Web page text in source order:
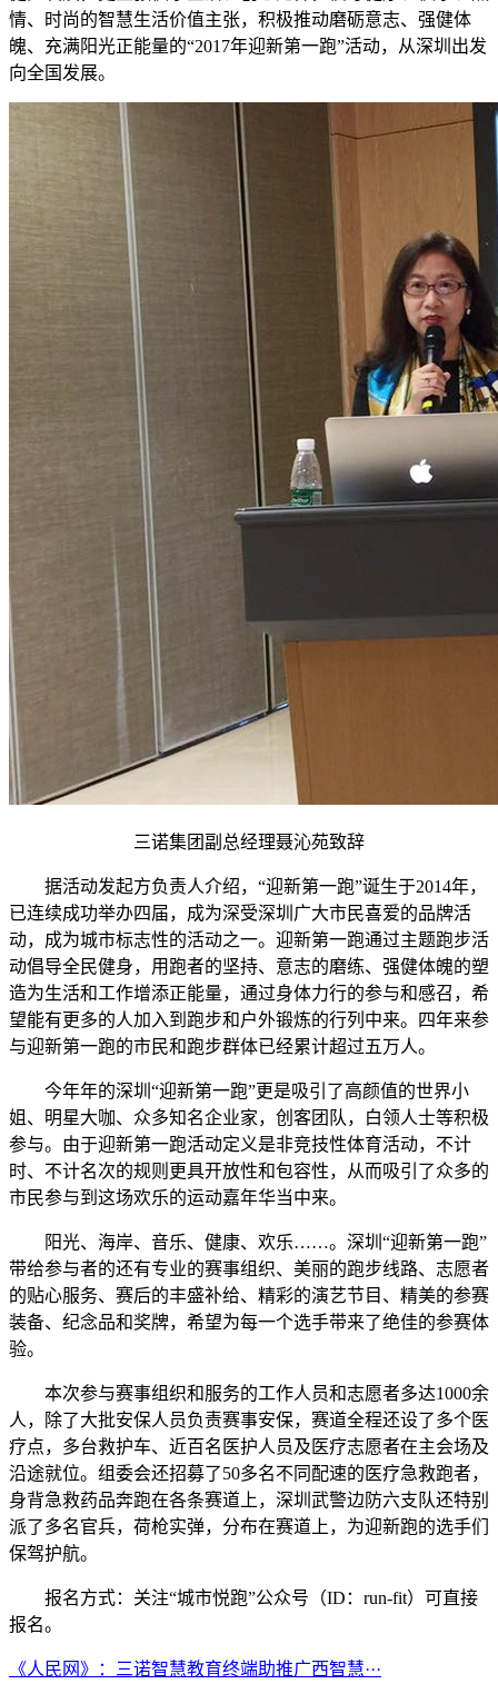
情、时尚的智慧生活价值主张，积极推动磨砺意志、强健体
魄、充满阳光正能量的“2017年迎新第一跑”活动，从深圳出发
向全国发展。
三诺集团副总经理聂沁苑致辞
据活动发起方负责人介绍，“迎新第一跑”诞生于2014年，
已连续成功举办四届，成为深受深圳广大市民喜爱的品牌活
动，成为城市标志性的活动之一。迎新第一跑通过主题跑步活
动倡导全民健身，用跑者的坚持、意志的磨练、强健体魄的塑
造为生活和工作增添正能量，通过身体力行的参与和感召，希
望能有更多的人加入到跑步和户外锻炼的行列中来。四年来参
与迎新第一跑的市民和跑步群体已经累计超过五万人。
今年年的深圳“迎新第一跑”更是吸引了高颜值的世界小
姐、明星大咖、众多知名企业家，创客团队，白领人士等积极
参与。由于迎新第一跑活动定义是非竞技性体育活动，不计
时、不计名次的规则更具开放性和包容性，从而吸引了众多的
市民参与到这场欢乐的运动嘉年华当中来。
阳光、海岸、音乐、健康、欢乐……。深圳“迎新第一跑”
带给参与者的还有专业的赛事组织、美丽的跑步线路、志愿者
的贴心服务、赛后的丰盛补给、精彩的演艺节目、精美的参赛
装备、纪念品和奖牌，希望为每一个选手带来了绝佳的参赛体
验。
本次参与赛事组织和服务的工作人员和志愿者多达1000余
人，除了大批安保人员负责赛事安保，赛道全程还设了多个医
疗点，多台救护车、近百名医护人员及医疗志愿者在主会场及
沿途就位。组委会还招募了50多名不同配速的医疗急救跑者，
身背急救药品奔跑在各条赛道上，深圳武警边防六支队还特别
派了多名官兵，荷枪实弹，分布在赛道上，为迎新跑的选手们
保驾护航。
报名方式：关注“城市悦跑”公众号（ID：run-fit）可直接
报名。
《人民网》：三诺智慧教育终端助推广西智慧···